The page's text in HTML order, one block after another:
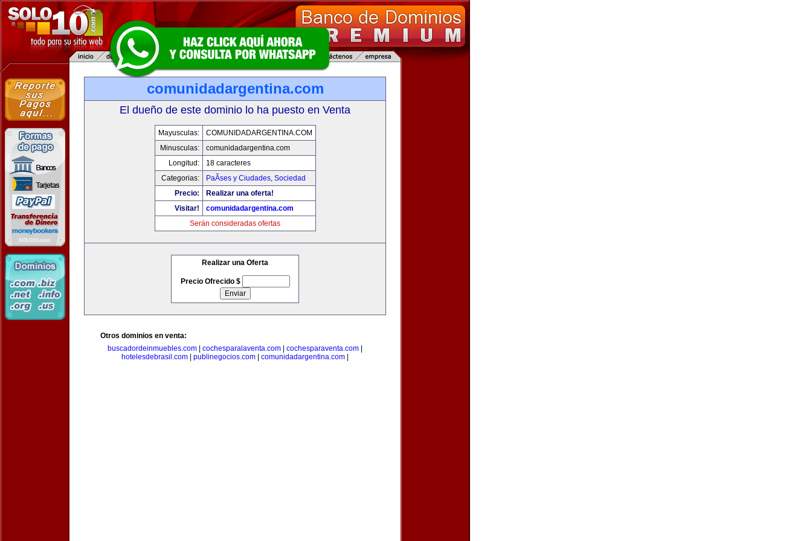
comunidadargentina.com
El dueño de este dominio lo ha puesto en Venta
Mayusculas:
COMUNIDADARGENTINA.COM
Minusculas:
comunidadargentina.com
Longitud:
18 caracteres
Categorias:
PaÃ­ses y Ciudades, Sociedad
Precio:
Realizar una oferta!
Visitar!
comunidadargentina.com
Serán consideradas ofertas
Realizar una Oferta
Precio Ofrecido $
Otros dominios en venta:
buscadordeinmuebles.com
cochesparalaventa.com cochesparaventa.com
hotelesdebrasil.com
publinegocios.com comunidadargentina.com